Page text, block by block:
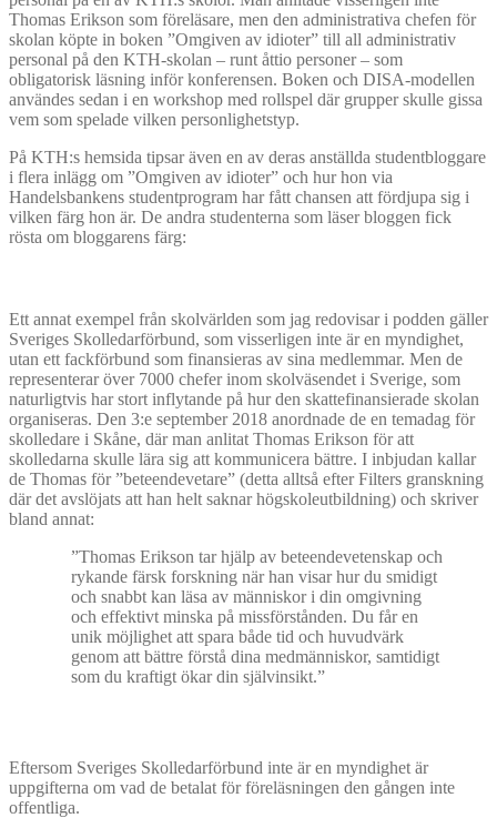
Thomas Erikson som föreläsare, men den administrativa chefen för
skolan köpte in boken ”Omgiven av idioter” till all administrativ
personal på den KTH-skolan – runt åttio personer – som
obligatorisk läsning inför konferensen. Boken och DISA-modellen
användes sedan i en workshop med rollspel där grupper skulle gissa
vem som spelade vilken personlighetstyp.
På KTH:s hemsida tipsar även en av deras anställda studentbloggare
i flera inlägg om ”Omgiven av idioter” och hur hon via
Handelsbankens studentprogram har fått chansen att fördjupa sig i
vilken färg hon är. De andra studenterna som läser bloggen fick
rösta om bloggarens färg:
Ett annat exempel från skolvärlden som jag redovisar i podden gäller
Sveriges Skolledarförbund, som visserligen inte är en myndighet,
utan ett fackförbund som finansieras av sina medlemmar. Men de
representerar över 7000 chefer inom skolväsendet i Sverige, som
naturligtvis har stort inflytande på hur den skattefinansierade skolan
organiseras. Den 3:e september 2018 anordnade de en temadag för
skolledare i Skåne, där man anlitat Thomas Erikson för att
skolledarna skulle lära sig att kommunicera bättre. I inbjudan kallar
de Thomas för ”beteendevetare” (detta alltså efter Filters granskning
där det avslöjats att han helt saknar högskoleutbildning) och skriver
bland annat:
”Thomas Erikson tar hjälp av beteendevetenskap och
rykande färsk forskning när han visar hur du smidigt
och snabbt kan läsa av människor i din omgivning
och effektivt minska på missförstånden. Du får en
unik möjlighet att spara både tid och huvudvärk
genom att bättre förstå dina medmänniskor, samtidigt
som du kraftigt ökar din självinsikt.”
Eftersom Sveriges Skolledarförbund inte är en myndighet är
uppgifterna om vad de betalat för föreläsningen den gången inte
offentliga.